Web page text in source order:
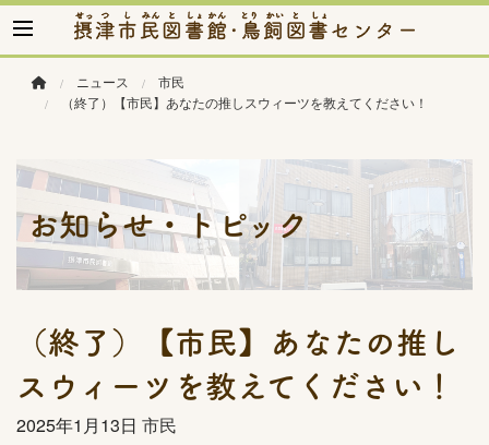
ニュース
市民
（終了）【市民】あなたの推しスウィーツを教えてください！
お知らせ・トピック
（終了）【市民】あなたの推し
スウィーツを教えてください！
2025年1月13日 市民